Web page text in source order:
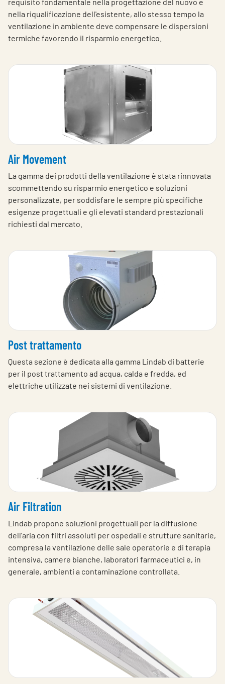
nella riqualificazione dell'esistente, allo stesso tempo la
ventilazione in ambiente deve compensare le dispersioni
termiche favorendo il risparmio energetico.
Air Movement
La gamma dei prodotti della ventilazione è stata rinnovata
scommettendo su risparmio energetico e soluzioni
personalizzate, per soddisfare le sempre più specifiche
esigenze progettuali e gli elevati standard prestazionali
richiesti dal mercato.
Post trattamento
Questa sezione è dedicata alla gamma Lindab di batterie
per il post trattamento ad acqua, calda e fredda, ed
elettriche utilizzate nei sistemi di ventilazione.
Air Filtration
Lindab propone soluzioni progettuali per la diffusione
dell'aria con filtri assoluti per ospedali e strutture sanitarie,
compresa la ventilazione delle sale operatorie e di terapia
intensiva, camere bianche, laboratori farmaceutici e, in
generale, ambienti a contaminazione controllata.